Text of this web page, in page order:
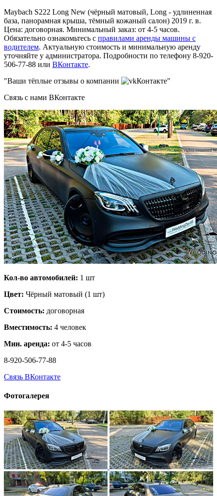
Maybach S222 Long New (чёрный матовый, Long - удлиненная
база, панорамная крыша, тёмный кожаный салон) 2019 г. в.
Цена: договорная. Минимальный заказ: от 4-5 часов.
Обязательно ознакомьтесь с правилами аренды машины с
водителем. Актуальную стоимость и минимальную аренду
уточняйте у администратора. Подробности по телефону 8-920-
506-77-88 или ВКонтакте.
"Ваши тёплые отзывы о компании
Контакте"
Связь с нами ВКонтакте
Кол-во автомобилей: 1 шт
Цвет: Чёрный матовый (1 шт)
Стоимость: договорная
Вместимость: 4 человек
Мин. аренда: от 4-5 часов
8-920-506-77-88
Связь ВКонтакте
Фотогалерея